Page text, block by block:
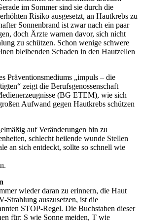
im Sommer sind sie durch die
Risiko ausgesetzt, an Hautkrebs zu
Sonnenbrand ist zwar nach ein paar
doch Ärzte warnen davor, sich nicht
zu schützen. Schon wenige schwere
bleibenden Schaden in den Hautzellen
Präventionsmediums „impuls – die
zeigt die Berufsgenossenschaft
(BG ETEM), wie sich
Aufwand gegen Hautkrebs schützen
auf Veränderungen hin zu
schlecht heilende wunde Stellen
an sich entdeckt, sollte so schnell wie
wieder daran zu erinnern, die Haut
Strahlung auszusetzen, ist die
STOP-Regel. Die Buchstaben dieser
für: S wie Sonne meiden, T wie